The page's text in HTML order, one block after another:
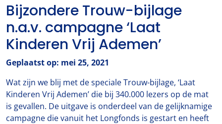
Bijzondere Trouw-bijlage
n.a.v. campagne ‘Laat
Kinderen Vrij Ademen’
Geplaatst op: mei 25, 2021
Wat zijn we blij met de speciale Trouw-bijlage, ‘Laat
Kinderen Vrij Ademen’ die bij 340.000 lezers op de mat
is gevallen. De uitgave is onderdeel van de gelijknamige
campagne die vanuit het Longfonds is gestart en heeft